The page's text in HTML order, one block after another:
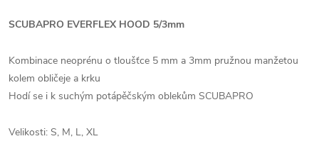
SCUBAPRO EVERFLEX HOOD 5/3mm
Kombinace neoprénu o tloušťce 5 mm a 3mm pružnou manžetou
kolem obličeje a krku
Hodí se i k suchým potápěčským oblekům SCUBAPRO
Velikosti: S, M, L, XL